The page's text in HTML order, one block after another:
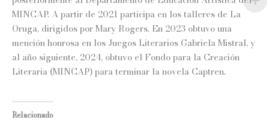
MINCAP. A partir de 2021 participa en los talleres de La
Oruga, dirigidos por Mary Rogers. En 2023 obtuvo una
mención honrosa en los Juegos Literarios Gabriela Mistral, y
al año siguiente, 2024, obtuvo el Fondo para la Creación
Literaria (MINCAP) para terminar la novela Captren.
Relacionado